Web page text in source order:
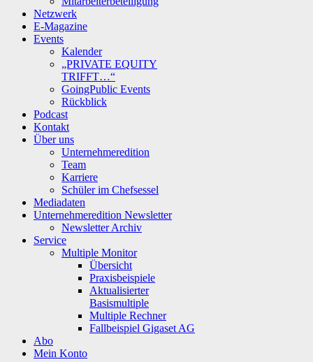
Netzwerk
E-Magazine
Events
Kalender
„PRIVATE EQUITY
TRIFFT…“
GoingPublic Events
Rückblick
Podcast
Kontakt
Über uns
Unternehmeredition
Team
Karriere
Schüler im Chefsessel
Mediadaten
Unternehmeredition Newsletter
Newsletter Archiv
Service
Multiple Monitor
Übersicht
Praxisbeispiele
Aktualisierter
Basismultiple
Multiple Rechner
Fallbeispiel Gigaset AG
Abo
Mein Konto